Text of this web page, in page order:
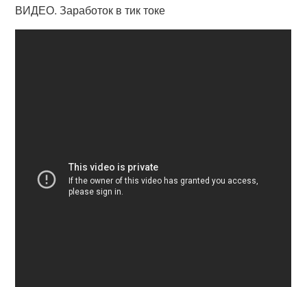
ВИДЕО. Заработок в тик токе